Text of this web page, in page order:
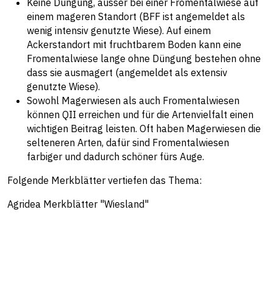
Keine Düngung, ausser bei einer Fromentalwiese auf
einem mageren Standort (BFF ist angemeldet als
wenig intensiv genutzte Wiese). Auf einem
Ackerstandort mit fruchtbarem Boden kann eine
Fromentalwiese lange ohne Düngung bestehen ohne
dass sie ausmagert (angemeldet als extensiv
genutzte Wiese).
Sowohl Magerwiesen als auch Fromentalwiesen
können QII erreichen und für die Artenvielfalt einen
wichtigen Beitrag leisten. Oft haben Magerwiesen die
selteneren Arten, dafür sind Fromentalwiesen
farbiger und dadurch schöner fürs Auge.
Folgende Merkblätter vertiefen das Thema:
Agridea Merkblätter "Wiesland"